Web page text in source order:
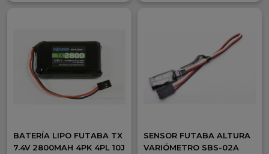
BATERÍA LIPO FUTABA TX
7.4V 2800MAH 4PK 4PL 10J
SENSOR FUTABA ALTURA
VARIÓMETRO SBS-02A